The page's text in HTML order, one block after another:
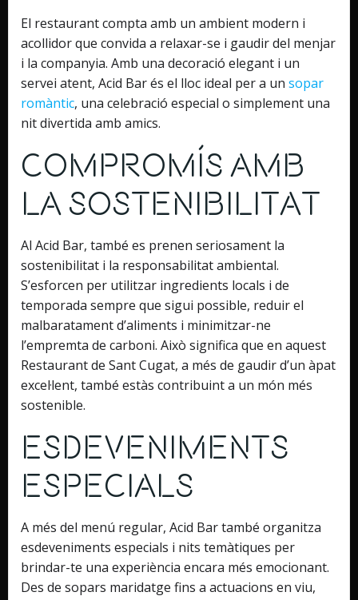
El restaurant compta amb un ambient modern i
acollidor que convida a relaxar-se i gaudir del menjar
i la companyia. Amb una decoració elegant i un
servei atent, Acid Bar és el lloc ideal per a un sopar
romàntic, una celebració especial o simplement una
nit divertida amb amics.
Compromís amb
la Sostenibilitat
Al Acid Bar, també es prenen seriosament la
sostenibilitat i la responsabilitat ambiental.
S’esforcen per utilitzar ingredients locals i de
temporada sempre que sigui possible, reduir el
malbaratament d’aliments i minimitzar-ne
l’empremta de carboni. Això significa que en aquest
Restaurant de Sant Cugat, a més de gaudir d’un àpat
excel·lent, també estàs contribuint a un món més
sostenible.
Esdeveniments
Especials
A més del menú regular, Acid Bar també organitza
esdeveniments especials i nits temàtiques per
brindar-te una experiència encara més emocionant.
Des de sopars maridatge fins a actuacions en viu,